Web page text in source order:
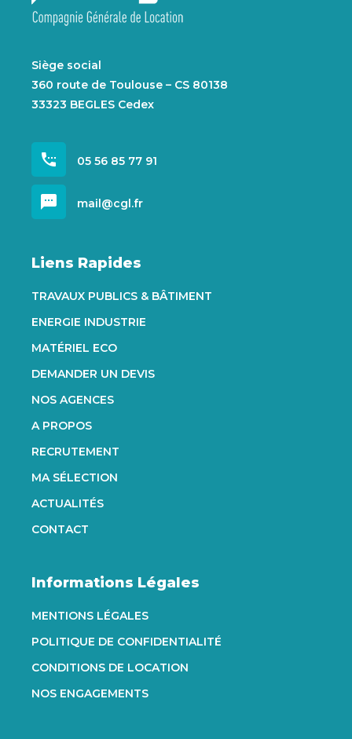
Siège social
360 route de Toulouse – CS 80138
33323 BEGLES Cedex
settings_phone 05 56 85 77 91
sms mail@cgl.fr
Liens Rapides
TRAVAUX PUBLICS & BÂTIMENT
ENERGIE INDUSTRIE
MATÉRIEL ECO
DEMANDER UN DEVIS
NOS AGENCES
A PROPOS
RECRUTEMENT
MA SÉLECTION
ACTUALITÉS
CONTACT
Informations Légales
MENTIONS LÉGALES
POLITIQUE DE CONFIDENTIALITÉ
CONDITIONS DE LOCATION
NOS ENGAGEMENTS